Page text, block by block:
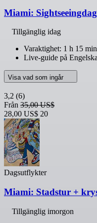
Miami:
Tillgänglig idag
Varaktighet: 1 h 15
Live-guide på
Visa vad som ingår
3,2 (6)
Från 35,00 US$
28,00 US$ 20
Dagsutflykter
Miami: Stadstur +
Tillgänglig imorgon